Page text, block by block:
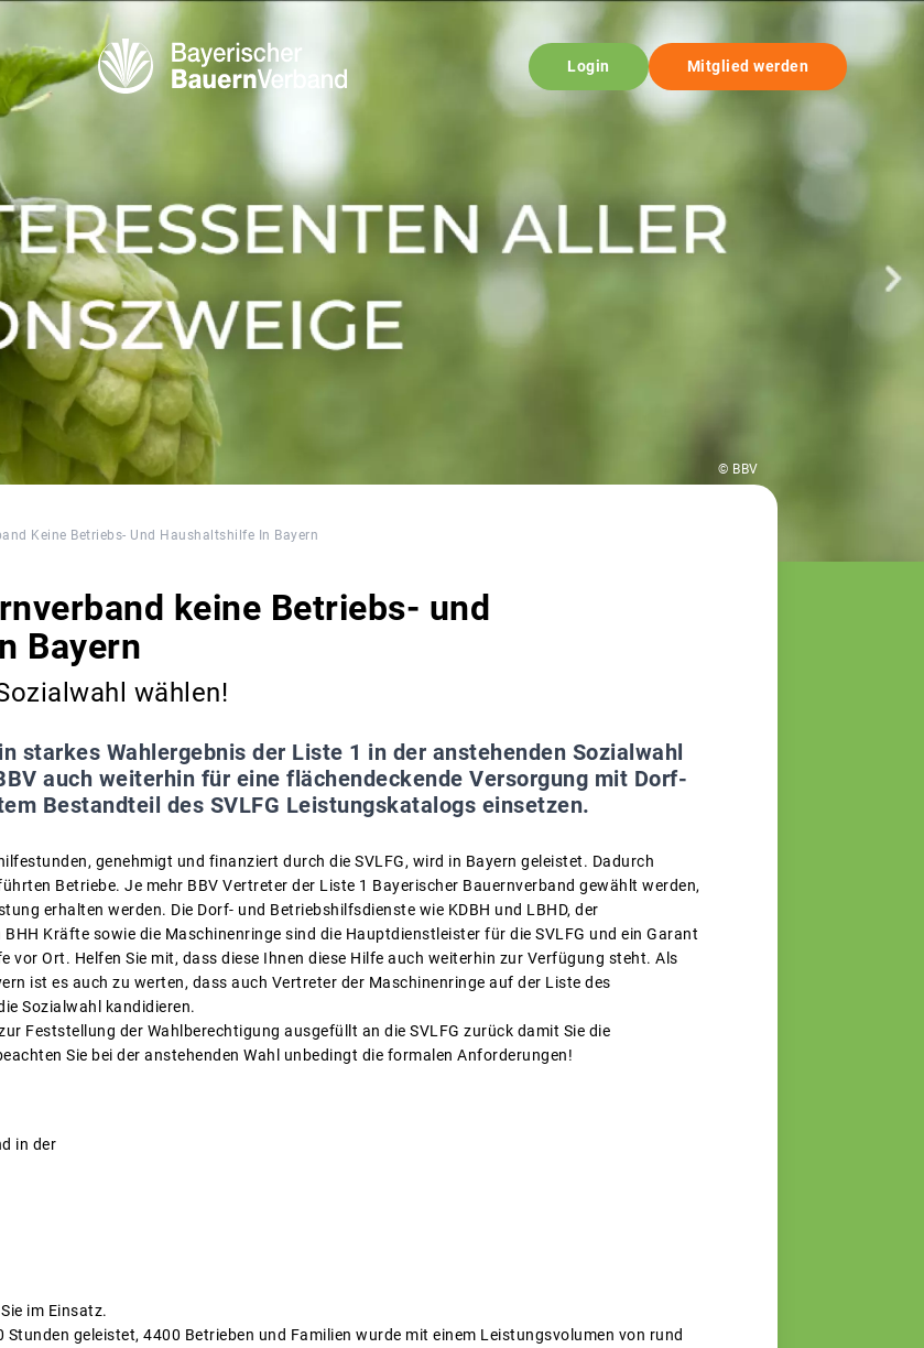
Login Mitglied werden
© BBV
Keine Betriebs- Und Haushaltshilfe In Bayern
keine Betriebs- und
Bayern
wählen!
starkes Wahlergebnis der Liste 1 in der anstehenden Sozialwahl
auch weiterhin für eine flächendeckende Versorgung mit Dorf-
Bestandteil des SVLFG Leistungskatalogs einsetzen.
genehmigt und finanziert durch die SVLFG, wird in Bayern geleistet. Dadurch
Betriebe. Je mehr BBV Vertreter der Liste 1 Bayerischer Bauernverband gewählt werden,
erhalten werden. Die Dorf- und Betriebshilfsdienste wie KDBH und LBHD, der
Kräfte sowie die Maschinenringe sind die Hauptdienstleister für die SVLFG und ein Garant
vor Ort. Helfen Sie mit, dass diese Ihnen diese Hilfe auch weiterhin zur Verfügung steht. Als
ist es auch zu werten, dass auch Vertreter der Maschinenringe auf der Liste des
Sozialwahl kandidieren.
Feststellung der Wahlberechtigung ausgefüllt an die SVLFG zurück damit Sie die
Sie bei der anstehenden Wahl unbedingt die formalen Anforderungen!
in der
im Einsatz.
geleistet, 4400 Betrieben und Familien wurde mit einem Leistungsvolumen von rund